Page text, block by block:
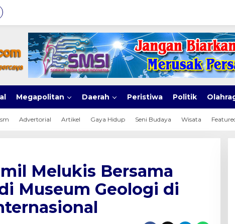
Megapolitan Daerah Peristiwa Politik
Advertorial Artikel Gaya Hidup Seni Budaya Wisata
Melukis Bersama
Museum Geologi di